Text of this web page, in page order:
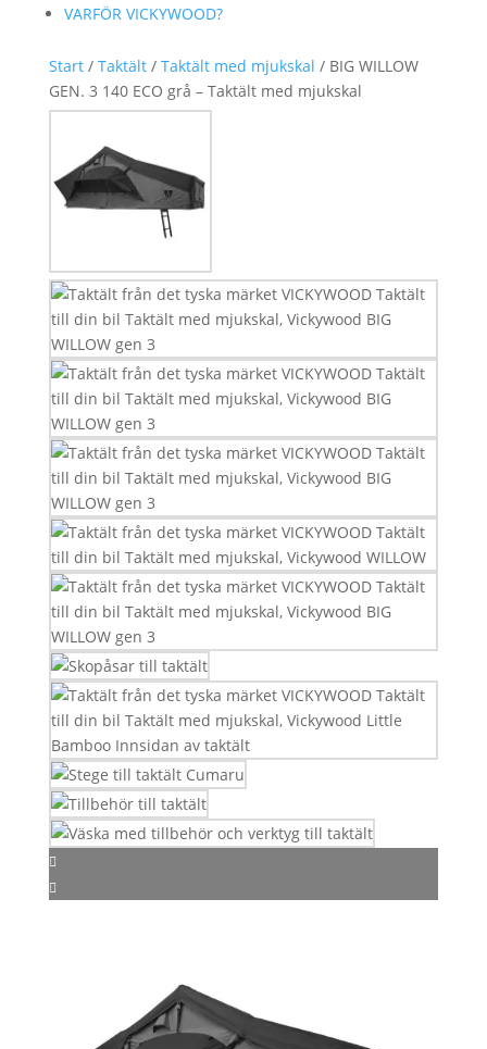
VARFÖR VICKYWOOD?
Start/ Taktält/ Taktält med mjukskal / BIG WILLOW
GEN. 3 140 ECO grå – Taktält med mjukskal